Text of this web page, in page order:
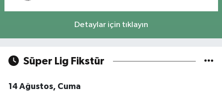
Detaylar için tıklayın
Süper Lig Fikstür
14 Ağustos, Cuma